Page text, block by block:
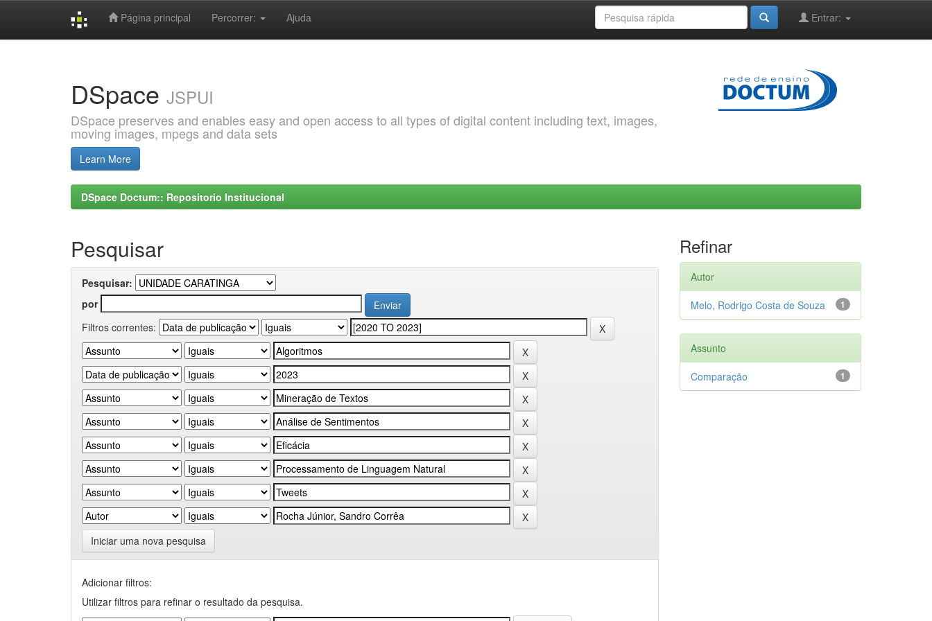
Página principal Percorrer: Ajuda Entrar:
DSpace JSPUI
DSpace preserves and enables easy and open access to all types of digital content including text, images,
moving images, mpegs and data sets
Learn More
DSpace Doctum:: Repositorio Institucional
Pesquisar
Pesquisar:
por
Filtros correntes:
Iniciar uma nova pesquisa
Adicionar filtros:
Utilizar filtros para refinar o resultado da pesquisa.
Refinar
Autor
1
Melo, Rodrigo Costa de Souza
Assunto
1
Comparação